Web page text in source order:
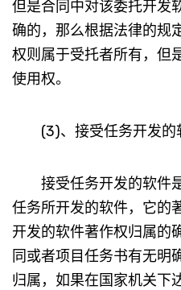
但是合同中对该委托开发
确的，那么根据法律的规
权则属于受托者所有，但
使用权。
(3)、接受任务开发的
接受任务开发的软件
任务所开发的软件，它的
开发的软件著作权归属的
同或者项目任务书有无明
归属，如果在国家机关下